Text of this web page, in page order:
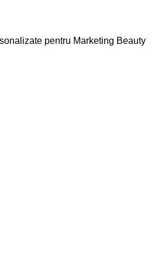
pentru Marketing Beauty